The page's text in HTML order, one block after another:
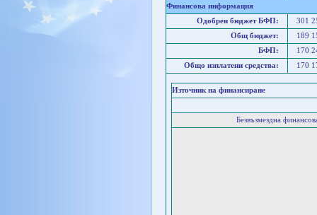
Финансова информация
Одобрен бюджет БФП:
301
Общ бюджет:
189
БФП:
170
Общо изплатени средства:
170
Източник на финансиране
Безвъзмездна